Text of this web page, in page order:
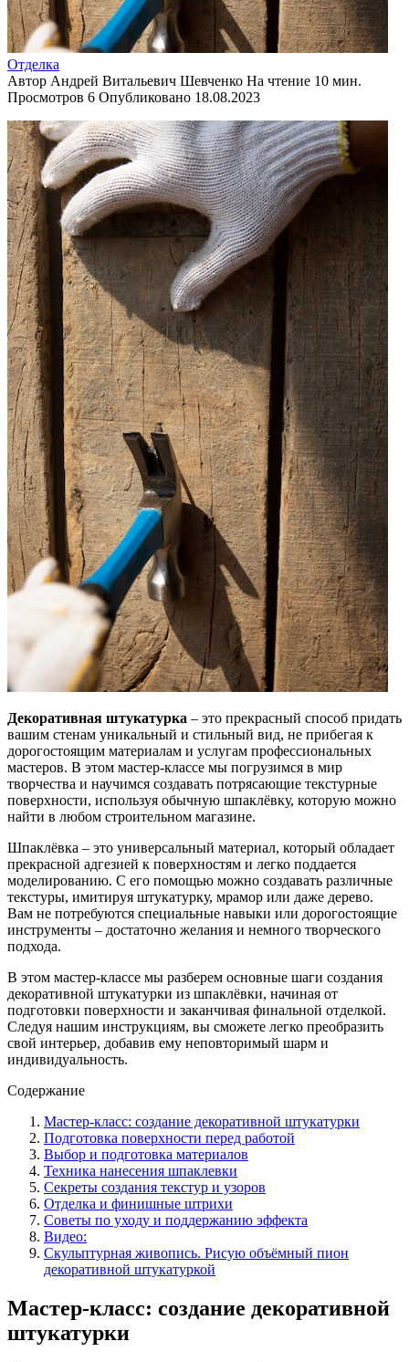
Отделка
Автор Андрей Витальевич Шевченко На чтение 10 мин.
Просмотров 6 Опубликовано 18.08.2023
Декоративная штукатурка – это прекрасный способ придать
вашим стенам уникальный и стильный вид, не прибегая к
дорогостоящим материалам и услугам профессиональных
мастеров. В этом мастер-классе мы погрузимся в мир
творчества и научимся создавать потрясающие текстурные
поверхности, используя обычную шпаклёвку, которую можно
найти в любом строительном магазине.
Шпаклёвка – это универсальный материал, который обладает
прекрасной адгезией к поверхностям и легко поддается
моделированию. С его помощью можно создавать различные
текстуры, имитируя штукатурку, мрамор или даже дерево.
Вам не потребуются специальные навыки или дорогостоящие
инструменты – достаточно желания и немного творческого
подхода.
В этом мастер-классе мы разберем основные шаги создания
декоративной штукатурки из шпаклёвки, начиная от
подготовки поверхности и заканчивая финальной отделкой.
Следуя нашим инструкциям, вы сможете легко преобразить
свой интерьер, добавив ему неповторимый шарм и
индивидуальность.
Содержание
Мастер-класс: создание декоративной штукатурки
Подготовка поверхности перед работой
Выбор и подготовка материалов
Техника нанесения шпаклевки
Секреты создания текстур и узоров
Отделка и финишные штрихи
Советы по уходу и поддержанию эффекта
Видео:
Скульптурная живопись. Рисую объёмный пион
декоративной штукатуркой
Мастер-класс: создание декоративной
штукатурки